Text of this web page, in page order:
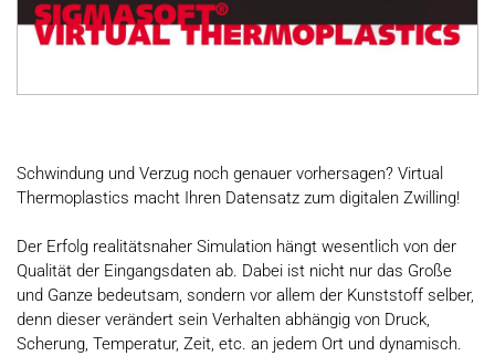
Schwindung und Verzug noch genauer vorhersagen? Virtual
Thermoplastics macht Ihren Datensatz zum digitalen Zwilling!
Der Erfolg realitätsnaher Simulation hängt wesentlich von der
Qualität der Eingangsdaten ab. Dabei ist nicht nur das Große
und Ganze bedeutsam, sondern vor allem der Kunststoff selber,
denn dieser verändert sein Verhalten abhängig von Druck,
Scherung, Temperatur, Zeit, etc. an jedem Ort und dynamisch.